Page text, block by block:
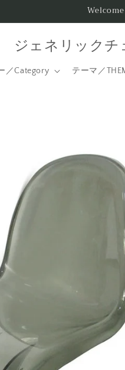
ジェネリック
／Category テーマ／